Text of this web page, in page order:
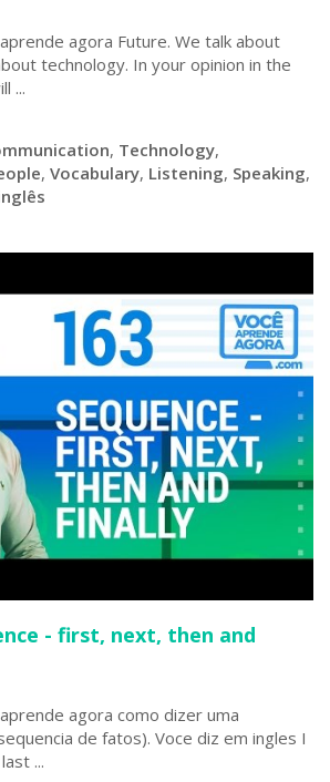
agora Future. We talk about
technology. In your opinion in the
...
, Technology,
, Vocabulary, Listening, Speaking,
- first, next, then and
agora como dizer uma
de fatos). Voce diz em ingles I
...